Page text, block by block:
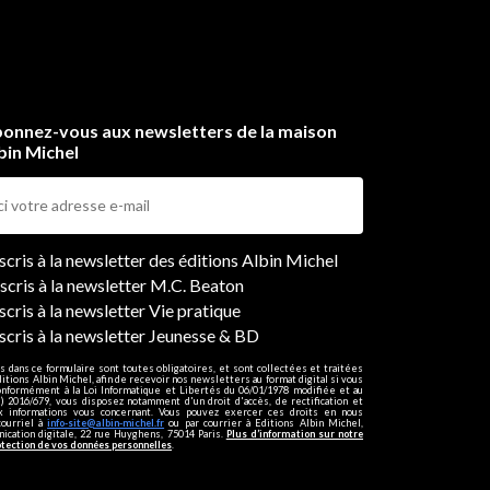
vous aux newsletters de la maison
Michel
à la newsletter des éditions Albin Michel
à la newsletter M.C. Beaton
à la newsletter Vie pratique
à la newsletter Jeunesse & BD
dans ce formulaire sont toutes obligatoires, et sont collectées et traitées
Albin Michel, afin de recevoir nos newsletters au format digital si vous
à la Loi Informatique et Libertés du 06/01/1978 modifiée et au
2016/679, vous disposez notamment d'un droit d'accès, de rectification et
informations vous concernant. Vous pouvez exercer ces droits en nous
àinfo-site@albin-michel.fr ou par courrier à Editions Albin Michel,
digitale, 22 rue Huyghens, 75014 Paris. Plus d’information sur notre
de vos données personnelles